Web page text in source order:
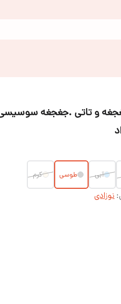
و تاتی .جغجغه
آبی طوسی کرم
:نوزادی